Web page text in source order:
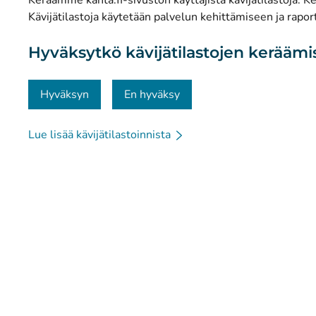
Kävijätilastoja käytetään palvelun kehittämiseen ja
Hyväksytkö kävijätilastojen
Hyväksyn En hyväksy
Lue lisää kävijätilastoinnista
Tietosuoja ja saavutettavuus
Viestintä ja sosiaalinen media
© Kanta-Palvelut, Kansaneläkelaitos